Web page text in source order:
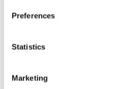
Preferences
Statistics
Marketing
Vous souhaitez offrir un cadeau
un ami, une amie ou un membre